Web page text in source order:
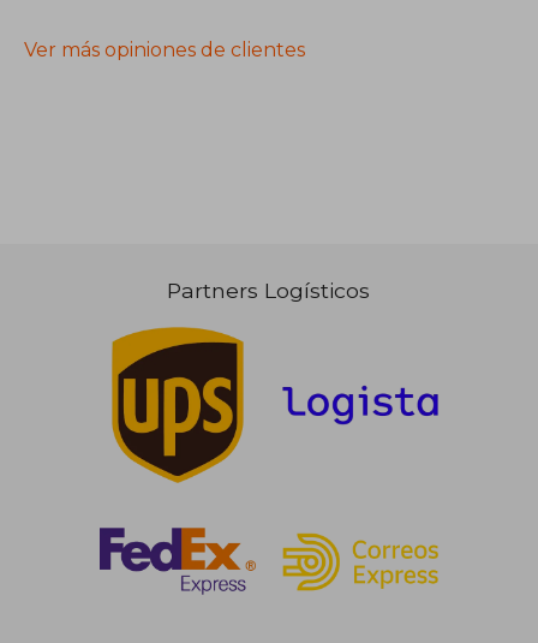
Ver más opiniones de clientes
Partners Logísticos